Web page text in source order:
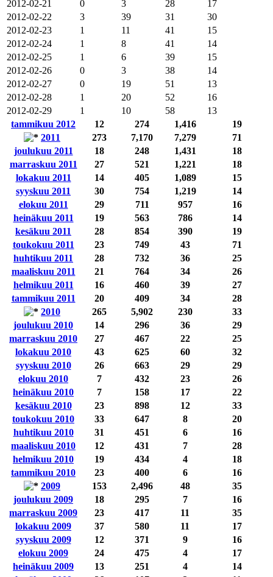
2012-02-21
0 3 28
17
2012-02-22
3 39 31
30
2012-02-23
1 11 41
15
2012-02-24
1 8 41
14
2012-02-25
1 6 39
15
2012-02-26
0 3 38
14
2012-02-27
0 19 51
13
2012-02-28
1 20 52
16
2012-02-29
1 10 58
13
tammikuu 2012
12 274 1,416
19
2011
273 7,170 7,279
71
joulukuu 2011
18 248 1,431
18
marraskuu 2011
27 521 1,221
18
lokakuu 2011
14 405 1,089
15
syyskuu 2011
30 754 1,219
14
elokuu 2011
29 711 957
16
heinäkuu 2011
19 563 786
14
kesäkuu 2011
28 854 390
19
toukokuu 2011
23 749 43
71
huhtikuu 2011
28 732 36
25
maaliskuu 2011
21 764 34
26
helmikuu 2011
16 460 39
27
tammikuu 2011
20 409 34
28
2010
265 5,902 230
33
joulukuu 2010
14 296 36
29
marraskuu 2010
27 467 22
25
lokakuu 2010
43 625 60
32
syyskuu 2010
26 663 29
29
elokuu 2010
7 432 23
26
heinäkuu 2010
7 158 17
22
kesäkuu 2010
23 898 12
33
toukokuu 2010
33 647 8
20
huhtikuu 2010
31 451 6
16
maaliskuu 2010
12 431 7
28
helmikuu 2010
19 434 4
18
tammikuu 2010
23 400 6
16
2009
153 2,496 48
35
joulukuu 2009
18 295 7
16
marraskuu 2009
23 417 11
35
lokakuu 2009
37 580 11
17
syyskuu 2009
12 371 9
16
elokuu 2009
24 475 4
17
heinäkuu 2009
13 251 4
14